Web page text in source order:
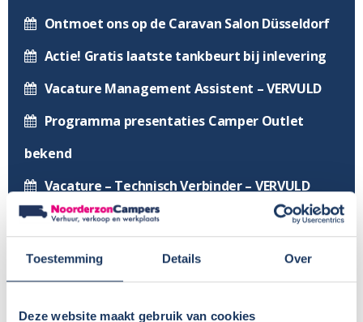
Toestemming Details Over
Deze website maakt gebruik van cookies
Ontmoet ons op de Caravan Salon Düsseldorf
Actie! Gratis laatste tankbeurt bij inlevering
Vacature Management Assistent – VERVULD
Programma presentaties Camper Outlet
bekend
Vacature – Technisch Verbinder – VERVULD
Start van het nieuwe jaar
Feestdagensluiting 2025-2026
Vacature camperwasser – VERVULD
Vacature werkplaats – VERVULD